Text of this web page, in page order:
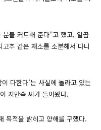
들 커트해 준다”고 했고, 일곱
추 같은 채소를 소분해서 다니
다한다’는 사실에 놀라고 있는
지만숙 씨가 들어왔다.
목적을 밝히고 양해를 구했다.